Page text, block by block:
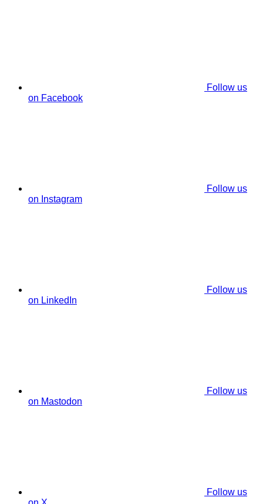
Follow us
on Facebook
Follow us
on Instagram
Follow us
on LinkedIn
Follow us
on Mastodon
Follow us